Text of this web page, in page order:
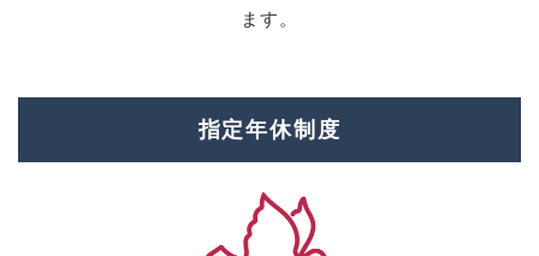
ます。
指定年休制度